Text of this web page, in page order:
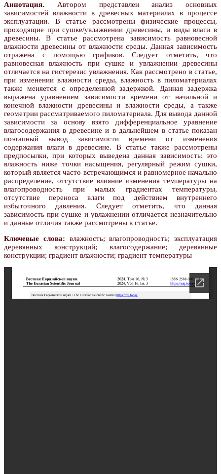
Аннотация. Автором представлен анализ основных
зависимостей влажности в древесных материалах в процессе
эксплуатации. В статье рассмотрены физические процессы,
проходящие при сушке/увлажнении древесины, и виды влаги в
древесины. В статье рассмотрена зависимость равновесной
влажности древесины от влажности среды. Данная зависимость
отражена с помощью графиков. Следует отметить, что
равновесная влажность при сушке и увлажнении древесины
отличается на гистерезис увлажнения. Как рассмотрено в статье,
при изменении влажности среды, влажность в пиломатериалах
также меняется с определенной задержкой. Данная задержка
выражена уравнением зависимости времени от начальной и
конечной влажности древесины и влажности среды, а также
геометрии рассматриваемого пиломатериала. Для вывода данной
зависимости за основу взято дифференциальное уравнение
влагосодержания в древесине и в дальнейшем в статье показан
поэтапный вывод зависимости времени от изменения
содержания влаги в древесине. В статье также рассмотрены
предпосылки, при которых выведена данная зависимость: это
влажность ниже точки насыщения, регулярный режим сушки,
который является часто встречающимся и равномерное начально
распределение, отсутствие влияние изменения температуры на
влагопроводность при малых градиентах температуры,
отсутствие переноса влаги под действием внутреннего
избыточного давления. Следует отметить, что данная
зависимость при сушке и увлажнении отличается незначительно
и данные отличия также рассмотрены в статье.
Ключевые слова: влажность; влагопроводность; эксплуатация
деревянных конструкций; влагосодержание; деревянные
конструкции; градиент влажности; градиент температуры